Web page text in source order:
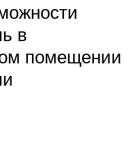
в
помещении